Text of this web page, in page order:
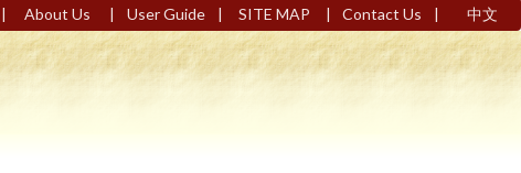
| About Us | User Guide | SITE MAP | Contact Us | 中文